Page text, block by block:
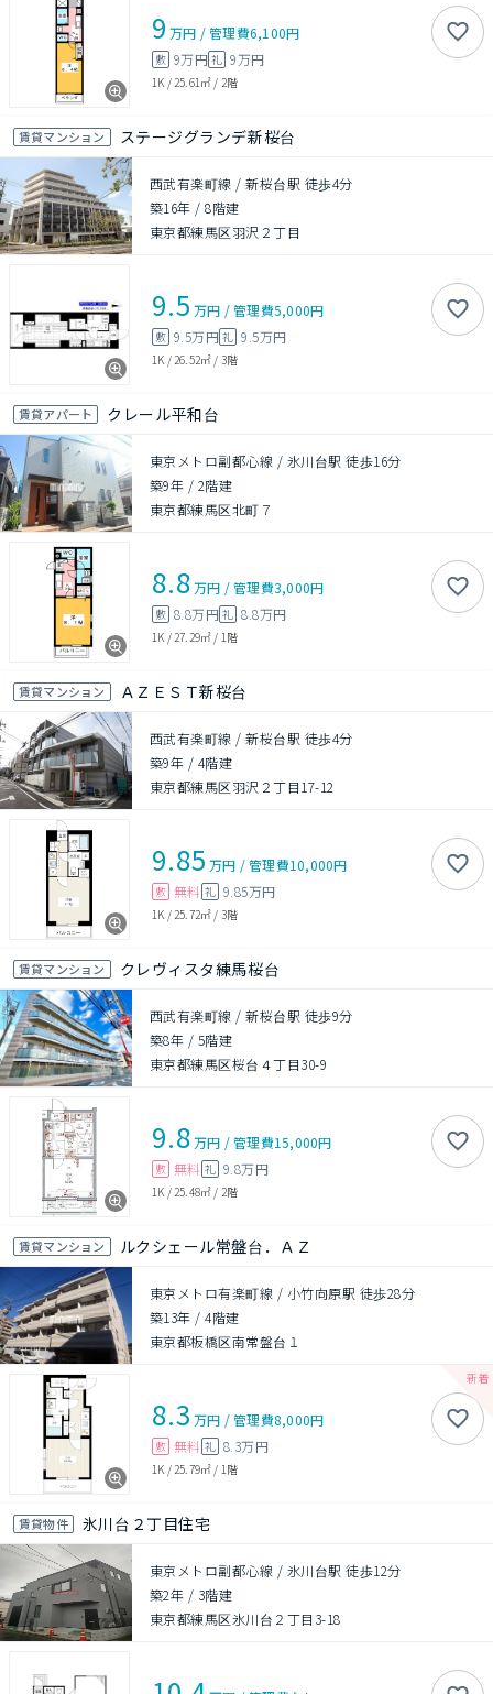
9 万円 /管理費6,100円
敷 9万円礼 9万円
1K / 25.61㎡ / 2階
賃貸マンション ステージグランデ新桜台
西武有楽町線 / 新桜台駅 徒歩4分
築16年 /8階建
東京都練馬区羽沢２丁目
9.5 万円 /管理費5,000円
敷 9.5万円礼 9.5万円
1K / 26.52㎡ / 3階
賃貸アパート クレール平和台
東京メトロ副都心線 / 氷川台駅 徒歩16分
築9年 / 2階建
東京都練馬区北町７
8.8万円 /管理費3,000円
敷 8.8万円礼 8.8万円
1K / 27.29㎡ / 1階
賃貸マンション ＡＺＥＳＴ新桜台
西武有楽町線 / 新桜台駅 徒歩4分
築9年 / 4階建
東京都練馬区羽沢２丁目17-12
9.85 万円 /管理費10,000円
敷 無料 礼 9.85万円
1K / 25.72㎡ / 3階
賃貸マンション クレヴィスタ練馬桜台
西武有楽町線 / 新桜台駅 徒歩9分
築8年 / 5階建
東京都練馬区桜台４丁目30-9
9.8万円 /管理費15,000円
敷 無料 礼 9.8万円
1K / 25.48㎡ / 2階
賃貸マンション ルクシェール常盤台．ＡＺ
東京メトロ有楽町線 / 小竹向原駅 徒歩28分
築13年 /4階建
東京都板橋区南常盤台１
8.3 万円 /管理費8,000円
敷 無料 礼 8.3万円
1K / 25.79㎡ / 1階
賃貸物件 氷川台２丁目住宅
東京メトロ副都心線 / 氷川台駅 徒歩12分
築2年 / 3階建
東京都練馬区氷川台２丁目3-18